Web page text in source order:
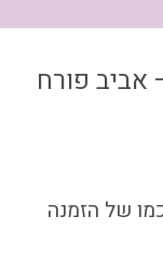
אביב פורח
של הזמנה